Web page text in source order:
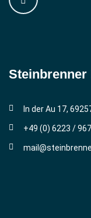
In der Au 17,
+49 (0) 6223 /